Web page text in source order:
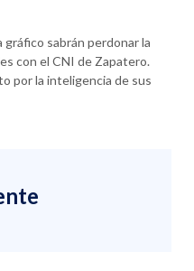
sabrán perdonar la
con el CNI de Zapatero.
por la inteligencia de sus